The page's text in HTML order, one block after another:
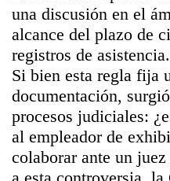
una discusión en el
alcance del plazo de
registros de asistencia.
Si bien esta regla fija
documentación,
procesos judiciales:
al empleador de
colaborar ante un